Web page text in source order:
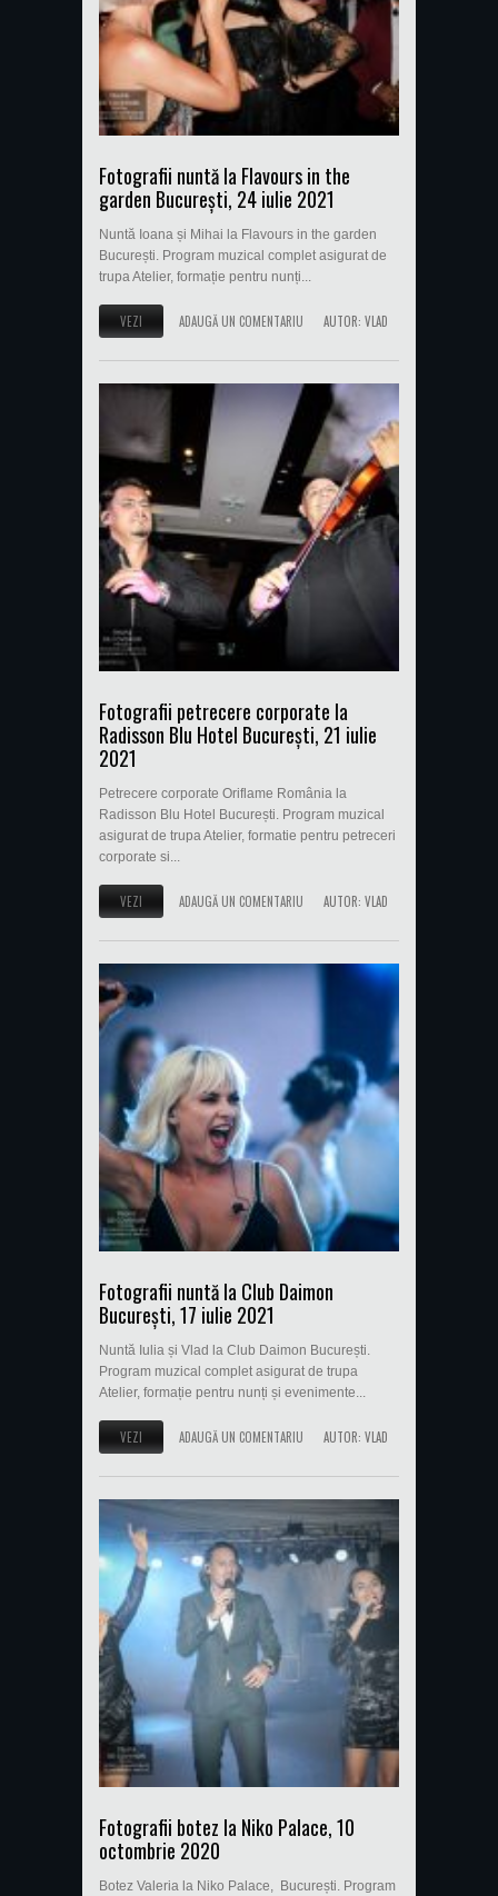
Fotografii nuntă la Flavours in the
garden București, 24 iulie 2021
Nuntă Ioana și Mihai la Flavours in the garden
București. Program muzical complet asigurat de
trupa Atelier, formație pentru nunți...
VEZI ADAUGĂ UN COMENTARIU AUTOR: VLAD
Fotografii petrecere corporate la
Radisson Blu Hotel București, 21 iulie
2021
Petrecere corporate Oriflame România la
Radisson Blu Hotel București. Program muzical
asigurat de trupa Atelier, formatie pentru petreceri
corporate si...
VEZI ADAUGĂ UN COMENTARIU AUTOR: VLAD
Fotografii nuntă la Club Daimon
București, 17 iulie 2021
Nuntă Iulia și Vlad la Club Daimon București.
Program muzical complet asigurat de trupa
Atelier, formație pentru nunți și evenimente...
VEZI ADAUGĂ UN COMENTARIU AUTOR: VLAD
Fotografii botez la Niko Palace, 10
octombrie 2020
Botez Valeria la Niko Palace, București. Program